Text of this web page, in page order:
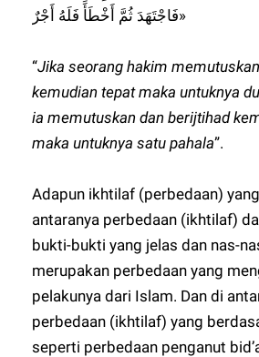
فَاجْتَهَدَ ثُمَّ أَخْطَأَ فَلَهُ أَجْرٌ»
“Jika seorang hakim
kemudian tepat maka untuknya
ia memutuskan dan berijtihad
maka untuknya satu pahala”.
Adapun ikhtilaf (perbedaan)
antaranya perbedaan (ikhtilaf)
bukti-bukti yang jelas dan nas-
merupakan perbedaan yang
pelakunya dari Islam. Dan di
perbedaan (ikhtilaf) yang
seperti perbedaan penganut